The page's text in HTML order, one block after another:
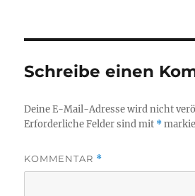
Schreibe einen
Deine E-Mail-Adresse wird nicht
Erforderliche Felder sind mit *
KOMMENTAR *